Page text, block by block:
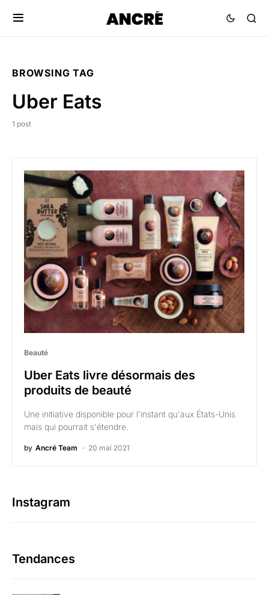
BROWSING TAG
Uber Eats
1 post
Beauté
Uber Eats livre désormais des
produits de beauté
Une initiative disponible pour l'instant qu'aux États-Unis
mais qui pourrait s'étendre.
by Ancré Team 20 mai 2021
Instagram
Tendances